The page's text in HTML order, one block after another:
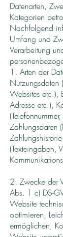
Datenarten,
Kategorien
Nachfolgend
Umfang und
Verarbeitung
1. Arten der
Nutzungsdaten
Websites etc.),
Adresse etc.),
Zahlungsdaten
(Texteingaben,
2. Zwecke der
Abs. 1 c) DS-
Website
optimieren,
ermöglichen,